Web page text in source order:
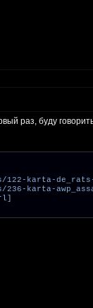
раз, буду
122-karta-
236-karta-